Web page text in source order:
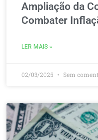
Ampliação da
Combater
LER MAIS »
02/03/2025 Sem